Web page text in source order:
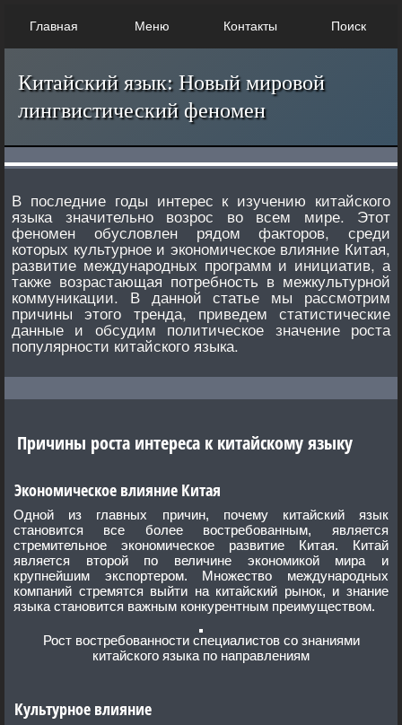
Главная Меню Контакты Поиск
Китайский язык: Новый мировой
лингвистический феномен
В последние годы интерес к изучению китайского
языка значительно возрос во всем мире. Этот
феномен обусловлен рядом факторов, среди
которых культурное и экономическое влияние Китая,
развитие международных программ и инициатив, а
также возрастающая потребность в межкультурной
коммуникации. В данной статье мы рассмотрим
причины этого тренда, приведем статистические
данные и обсудим политическое значение роста
популярности китайского языка.
Причины роста интереса к китайскому языку
Экономическое влияние Китая
Одной из главных причин, почему китайский язык
становится все более востребованным, является
стремительное экономическое развитие Китая. Китай
является второй по величине экономикой мира и
крупнейшим экспортером. Множество международных
компаний стремятся выйти на китайский рынок, и знание
языка становится важным конкурентным преимуществом.
Рост востребованности специалистов со знаниями
китайского языка по направлениям
Культурное влияние